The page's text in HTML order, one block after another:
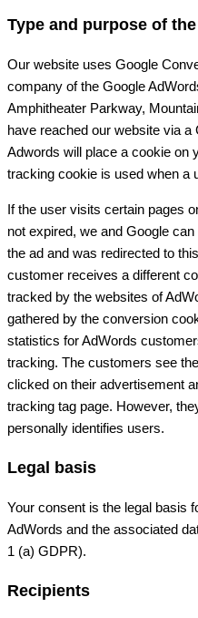
Type and purpose of
Our website uses Google
company of the Google
Amphitheater Parkway,
have reached our website via
Adwords will place a cookie on
tracking cookie is used when a
If the user visits certain pages
not expired, we and Google
the ad and was redirected to
customer receives a different
tracked by the websites of
gathered by the conversion
statistics for AdWords
tracking. The customers see
clicked on their advertisement
tracking tag page. However,
personally identifies users.
Legal basis
Your consent is the legal basis
AdWords and the associated
1 (a) GDPR).
Recipients